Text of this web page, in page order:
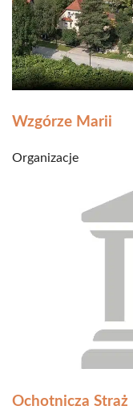
Wzgórze Marii
Organizacje
Ochotnicza